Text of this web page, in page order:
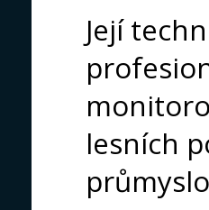
Její
lesních